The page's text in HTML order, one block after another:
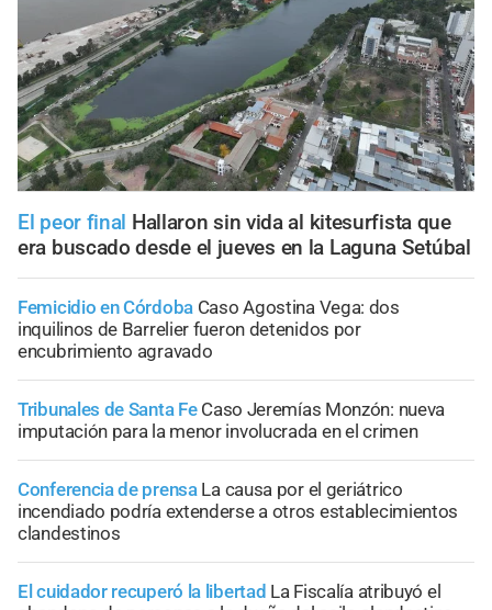
El peor final Hallaron sin vida al kitesurfista que
era buscado desde el jueves en la Laguna Setúbal
Femicidio en Córdoba Caso Agostina Vega: dos
inquilinos de Barrelier fueron detenidos por
encubrimiento agravado
Tribunales de Santa Fe Caso Jeremías Monzón: nueva
imputación para la menor involucrada en el crimen
Conferencia de prensa La causa por el geriátrico
incendiado podría extenderse a otros establecimientos
clandestinos
El cuidador recuperó la libertad La Fiscalía atribuyó el